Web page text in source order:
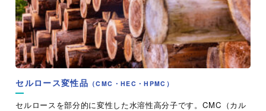
セルロース変性品 （CMC・HEC・HPMC）
セルロースを部分的に変性した水溶性高分子です。CMC（カル